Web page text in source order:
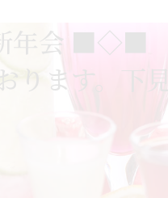
会 ■◇■
ります。下